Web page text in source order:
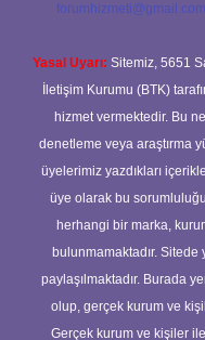
forumhizmeti@gmail.com
Yasal Uyarı: Sitemiz, 5651
İletişim Kurumu (BTK)
hizmet vermektedir. Bu
denetleme veya araştırma
üyelerimiz yazdıkları
üye olarak bu
herhangi bir marka,
bulunmamaktadır. Sitede
paylaşılmaktadır. Burada
olup, gerçek kurum ve
Gerçek kurum ve kişiler